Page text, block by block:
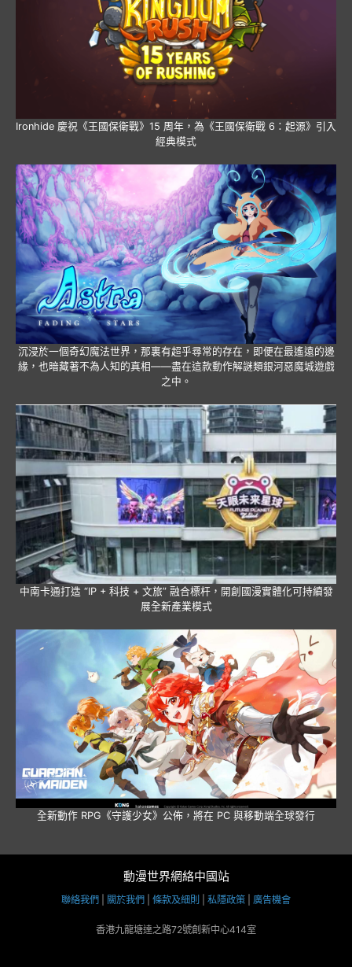
Ironhide 慶祝《王國保衛戰》15 周年，為《王國保衛戰 6：起源》引入
經典模式
沉浸於一個奇幻魔法世界，那裏有超乎尋常的存在，即便在最遙遠的邊
緣，也暗藏著不為人知的真相——盡在這款動作解謎類銀河惡魔城遊戲
之中。
中南卡通打造 “IP + 科技 + 文旅” 融合標杆，開創國漫實體化可持續發
展全新產業模式
全新動作 RPG《守護少女》公佈，將在 PC 與移動端全球發行
動漫世界網絡中國站
聯絡我們 關於我們 條款及細則 私隱政策 廣告機會
香港九龍塘達之路72號創新中心414室